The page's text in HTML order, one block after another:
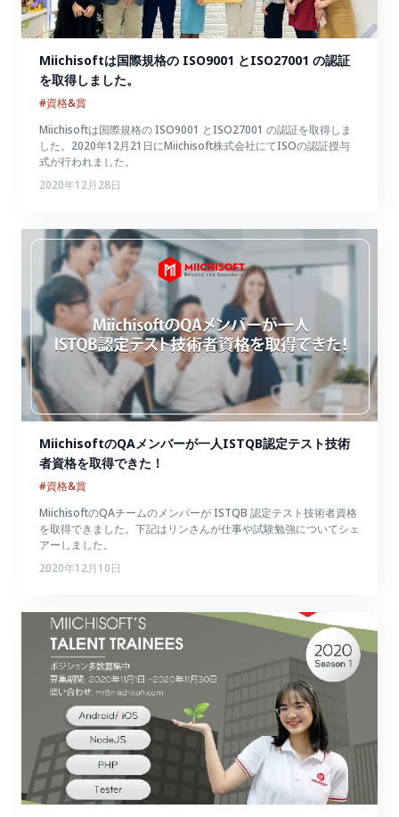
Miichisoftは国際規格の ISO9001 とISO27001 の認証
を取得しました。
#資格&賞
Miichisoftは国際規格の ISO9001 とISO27001 の認証を取得しま
した。2020年12月21日にMiichisoft株式会社にてISOの認証授与
式が行われました。
2020年12月28日
MiichisoftのQAメンバーが一人ISTQB認定テスト技術
者資格を取得できた！
#資格&賞
MiichisoftのQAチームのメンバーが ISTQB 認定テスト技術者資格
を取得できました。下記はリンさんが仕事や試験勉強についてシェ
アーしました。
2020年12月10日